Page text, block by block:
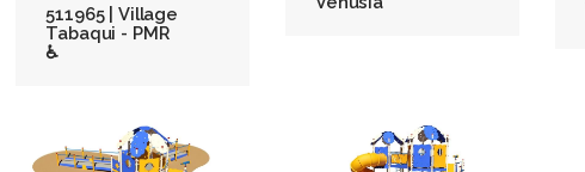
511965 | Village
Tabaqui - PMR
♿